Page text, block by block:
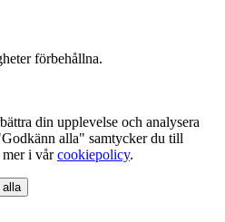
förbehållna.
din upplevelse och analysera
alla" samtycker du till
mer i vårcookiepolicy.
alla